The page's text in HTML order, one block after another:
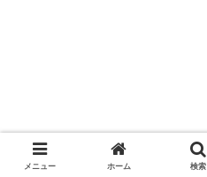
メニュー ホーム 検索